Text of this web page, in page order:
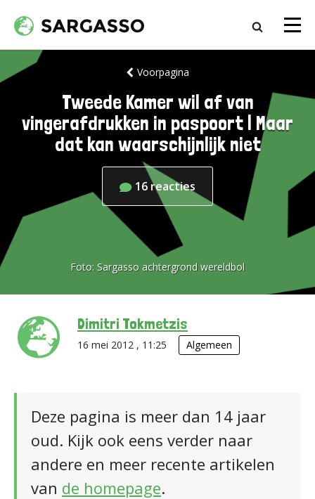
Voorpagina
Tweede Kamer wil af van
vingerafdrukken in paspoort | Maar
dat kan waarschijnlijk niet
16 reacties
Foto: Sargasso achtergrond wereldbol
Dimitri Tokmetzis
16 mei 2012 , 11:25 Algemeen
Deze pagina is meer dan 14 jaar
oud. Kijk ook eens verder naar
andere en meer recente artikelen
van de homepage.